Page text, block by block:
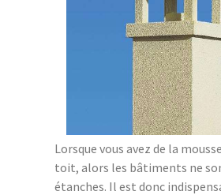
Lorsque vous avez de la
toit, alors les bâtiments ne
étanches. Il est donc